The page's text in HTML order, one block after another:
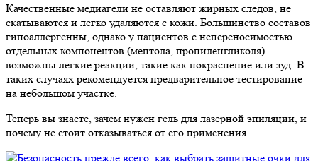
Качественные медиагели не оставляют жирных следов, не
скатываются и легко удаляются с кожи. Большинство составов
гипоаллергенны, однако у пациентов с непереносимостью
отдельных компонентов (ментола, пропиленгликоля)
возможны легкие реакции, такие как покраснение или зуд. В
таких случаях рекомендуется предварительное тестирование
на небольшом участке.
Теперь вы знаете, зачем нужен гель для лазерной эпиляции, и
почему не стоит отказываться от его применения.